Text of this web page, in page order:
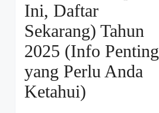
Ini, Daftar
Sekarang) Tahun
2025 (Info Penting
yang Perlu Anda
Ketahui)